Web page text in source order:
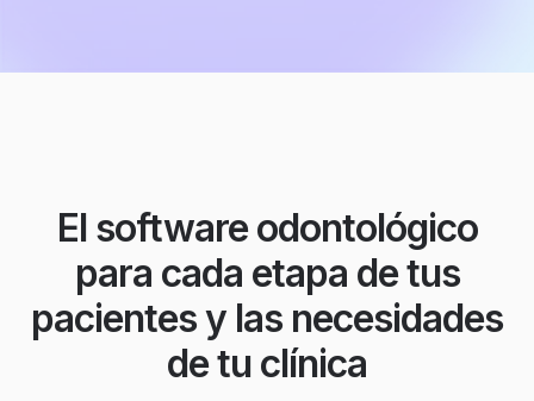
El software odontológico
para cada etapa de tus
pacientes y las necesidades
de tu clínica